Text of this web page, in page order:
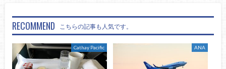
RECOMMEND こちらの記事も人気です。
Cathay Pacific ANA